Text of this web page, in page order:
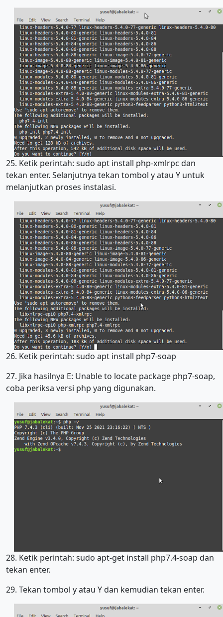
25. Ketik perintah: sudo apt install php-xmlrpc dan
tekan enter. Selanjutnya tekan tombol y atau Y untuk
melanjutkan proses instalasi.
26. Ketik perintah: sudo apt install php7-soap
27. Jika hasilnya E: Unable to locate package php7-soap,
coba periksa versi php yang digunakan.
28. Ketik perintah: sudo apt-get install php7.4-soap dan
tekan enter.
29. Tekan tombol y atau Y dan kemudian tekan enter.